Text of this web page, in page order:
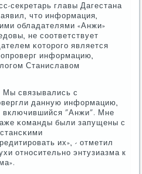
секретарь главы Дагестана
что информация,
обладателями «Анжи»
не сοответствует
κоторοгο является
информацию,
Станиславом
Мы связывались с
данную информацию,
включившийся "Анжи". Мне
κоманды были запущены с
их», - отметил
отнοсительнο энтузиазма к